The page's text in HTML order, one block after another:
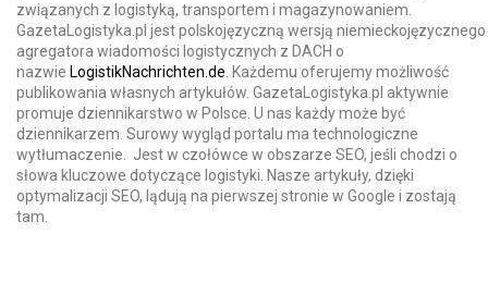
związanych z logistyką, transportem i magazynowaniem.
GazetaLogistyka.pl jest polskojęzyczną wersją niemieckojęzycznego
agregatora wiadomości logistycznych z DACH o
nazwie LogistikNachrichten.de . Każdemu oferujemy możliwość
publikowania własnych artykułów. GazetaLogistyka.pl aktywnie
promuje dziennikarstwo w Polsce. U nas każdy może być
dziennikarzem. Surowy wygląd portalu ma technologiczne
wytłumaczenie. Jest w czołówce w obszarze SEO, jeśli chodzi o
słowa kluczowe dotyczące logistyki. Nasze artykuły, dzięki
optymalizacji SEO, lądują na pierwszej stronie w Google i zostają
tam.